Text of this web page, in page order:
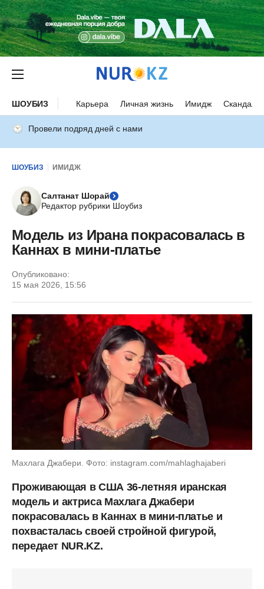
ШОУБИЗ Карьера Личная жизнь Имидж Скандалы
Провели подряд дней с нами
ШОУБИЗ ИМИДЖ
Салтанат Шорай
Редактор рубрики Шоубиз
Модель из Ирана покрасовалась в
Каннах в мини-платье
Опубликовано:
15 мая 2026, 15:56
Махлага Джабери. Фото: instagram.com/mahlaghajaberi
Проживающая в США 36-летняя иранская
модель и актриса Махлага Джабери
покрасовалась в Каннах в мини-платье и
похвасталась своей стройной фигурой,
передает NUR.KZ.